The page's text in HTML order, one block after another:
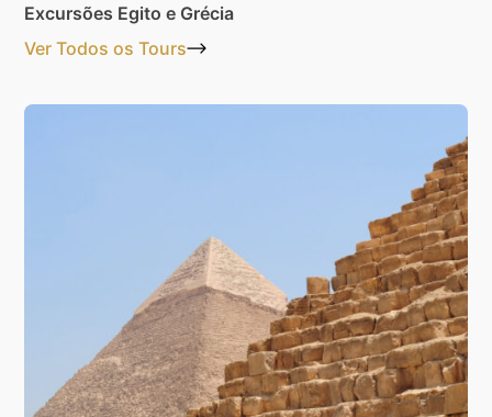
Excursões Egito e Grécia
Ver Todos os Tours